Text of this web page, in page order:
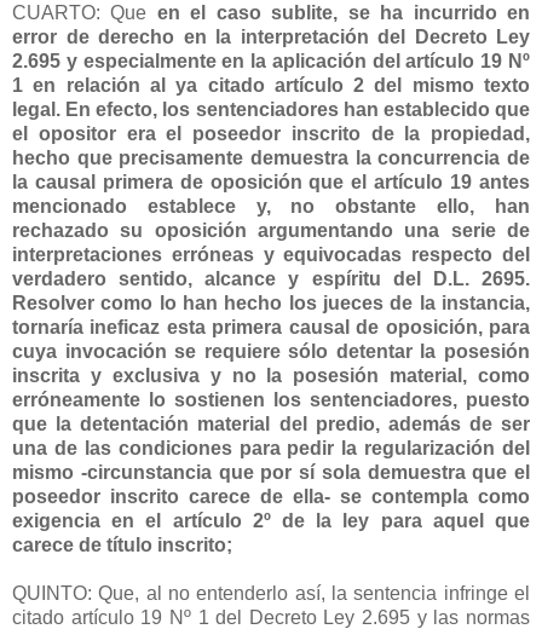
CUARTO: Que en el caso sublite, se ha incurrido en
error de derecho en la interpretación del Decreto Ley
2.695 y especialmente en la aplicación del artículo 19 Nº
1 en relación al ya citado artículo 2 del mismo texto
legal. En efecto, los sentenciadores han establecido que
el opositor era el poseedor inscrito de la propiedad,
hecho que precisamente demuestra la concurrencia de
la causal primera de oposición que el artículo 19 antes
mencionado establece y, no obstante ello, han
rechazado su oposición argumentando una serie de
interpretaciones erróneas y equivocadas respecto del
verdadero sentido, alcance y espíritu del D.L. 2695.
Resolver como lo han hecho los jueces de la instancia,
tornaría ineficaz esta primera causal de oposición, para
cuya invocación se requiere sólo detentar la posesión
inscrita y exclusiva y no la posesión material, como
erróneamente lo sostienen los sentenciadores, puesto
que la detentación material del predio, además de ser
una de las condiciones para pedir la regularización del
mismo -circunstancia que por sí sola demuestra que el
poseedor inscrito carece de ella- se contempla como
exigencia en el artículo 2º de la ley para aquel que
carece de título inscrito;
QUINTO: Que, al no entenderlo así, la sentencia infringe el
citado artículo 19 Nº 1 del Decreto Ley 2.695 y las normas